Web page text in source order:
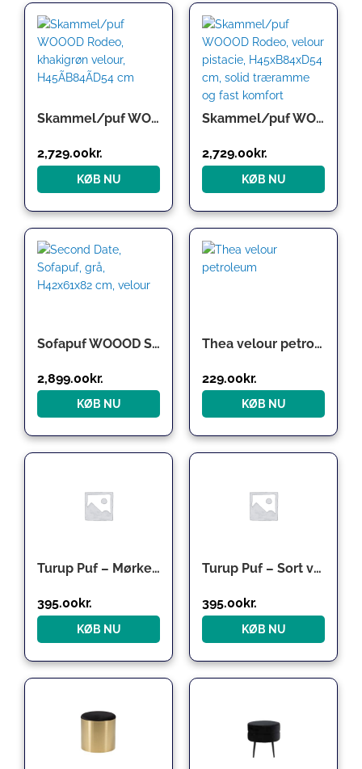
Skammel/puf WOOOD Rodeo, khakigrøn velour, H45ÃB84ÃD54 cm
2,729.00 kr.
KØB NU
Skammel/puf WOOOD Rodeo, velour pistacie, H45xB84xD54 cm, solid træramme og fast komfort
2,729.00 kr.
KØB NU
Sofapuf WOOOD Second Date grå velour 82x61x42 cm
2,899.00kr.
KØB NU
Thea velour petroleum
229.00kr.
KØB NU
Turup Puf – Mørkegrå velour
395.00 kr.
KØB NU
Turup Puf – Sort velour
395.00 kr.
KØB NU